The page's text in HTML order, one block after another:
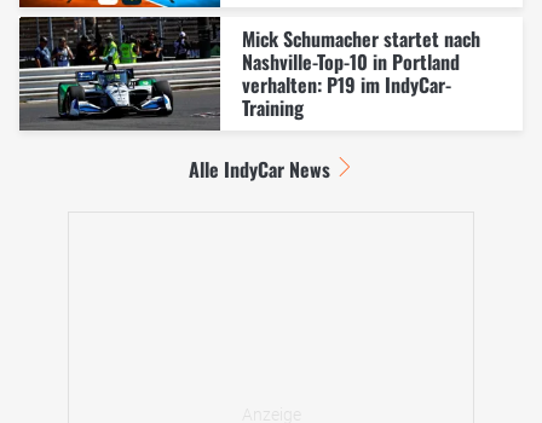
Mick Schumacher startet nach
Nashville-Top-10 in Portland
verhalten: P19 im IndyCar-
Training
Alle IndyCar News